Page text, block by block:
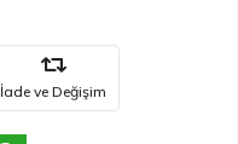
İade ve Değişim